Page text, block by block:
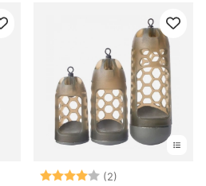
Vurdering: (2)